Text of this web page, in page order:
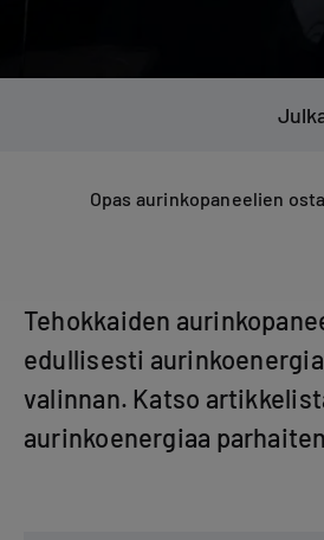
Opas aurinkopaneelien
Tehokkaiden
edullisesti
valinnan. Katso
aurinkoenergiaa